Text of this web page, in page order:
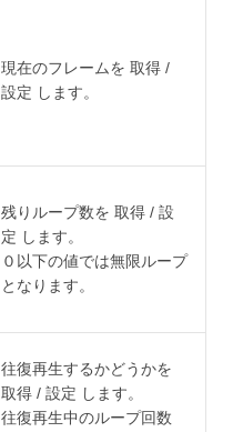
現在のフレームを 取得 /
設定 します。
残りループ数を 取得 / 設
定 します。
０以下の値では無限ループ
となります。
往復再生するかどうかを
取得 / 設定 します。
往復再生中のループ回数